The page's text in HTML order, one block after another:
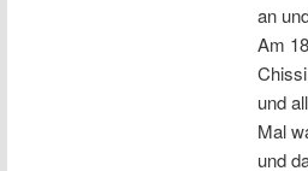
an
Am
und
Mal
und